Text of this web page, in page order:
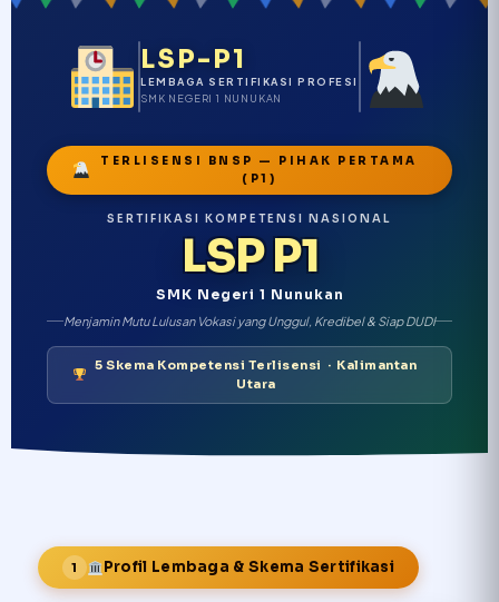
LSP-P1
LEMBAGA SERTIFIKASI PROFESI
SMK NEGERI 1 NUNUKAN
TERLISENSI BNSP — PIHAK PERTAMA
(P1)
SERTIFIKASI KOMPETENSI NASIONAL
LSP P1
SMK Negeri 1 Nunukan
Menjamin Mutu Lulusan Vokasi yang Unggul, Kredibel & Siap DUDI
5 Skema Kompetensi Terlisensi · Kalimantan
Utara
1 Profil Lembaga & Skema Sertifikasi